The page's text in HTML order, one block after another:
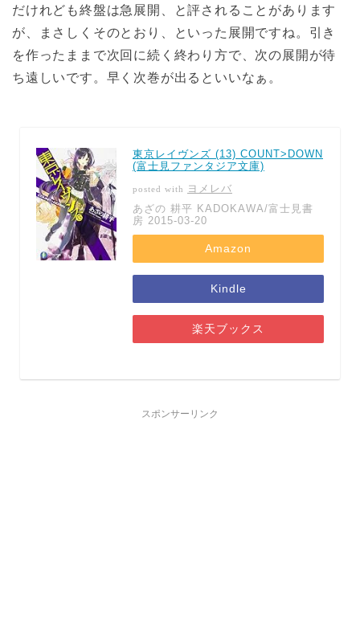
だけれども終盤は急展開、と評されることがあります
が、まさしくそのとおり、といった展開ですね。引き
を作ったままで次回に続く終わり方で、次の展開が待
ち遠しいです。早く次巻が出るといいなぁ。
東京レイヴンズ (13) COUNT>DOWN
(富士見ファンタジア文庫)
posted with
ヨメレバ
あざの 耕平 KADOKAWA/富士見書
房 2015-03-20
Amazon
Kindle
楽天ブックス
スポンサーリンク